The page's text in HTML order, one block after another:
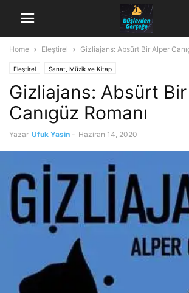
Home Eleştirel Gizliajans: Absürt Bir Alper
Eleştirel Sanat, Müzik ve Kitap
Gizliajans: Absürt
Canıgüz Romanı
Yazar Ufuk Yasin - Haziran 14, 2020